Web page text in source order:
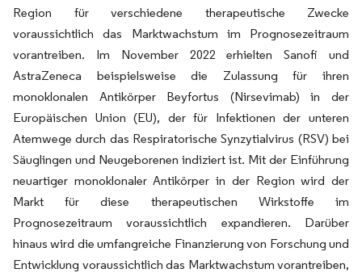
Region für verschiedene therapeutische Zwecke
voraussichtlich das Marktwachstum im Prognosezeitraum
vorantreiben. Im November 2022 erhielten Sanofi und
AstraZeneca beispielsweise die Zulassung für ihren
monoklonalen Antikörper Beyfortus (Nirsevimab) in der
Europäischen Union (EU), der für Infektionen der unteren
Atemwege durch das Respiratorische Synzytialvirus (RSV) bei
Säuglingen und Neugeborenen indiziert ist. Mit der Einführung
neuartiger monoklonaler Antikörper in der Region wird der
Markt für diese therapeutischen Wirkstoffe im
Prognosezeitraum voraussichtlich expandieren. Darüber
hinaus wird die umfangreiche Finanzierung von Forschung und
Entwicklung voraussichtlich das Marktwachstum vorantreiben,